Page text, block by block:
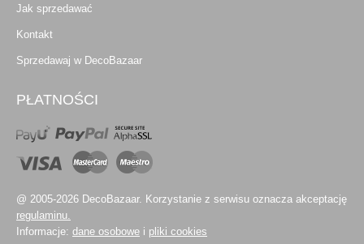
Jak sprzedawać
Kontakt
Sprzedawaj w DecoBazaar
PŁATNOŚCI
@ 2005-2026 DecoBazaar. Korzystanie z serwisu oznacza akceptację
regulaminu.
Informacje: dane osobowe i pliki cookies